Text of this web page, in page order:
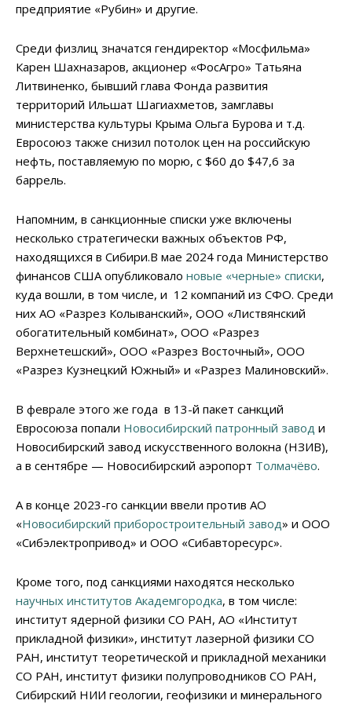
предприятие «Рубин» и другие.
Среди физлиц значатся гендиректор «Мосфильма»
Карен Шахназаров, акционер «ФосАгро» Татьяна
Литвиненко, бывший глава Фонда развития
территорий Ильшат Шагиахметов, замглавы
министерства культуры Крыма Ольга Бурова и т.д.
Евросоюз также снизил потолок цен на российскую
нефть, поставляемую по морю, с $60 до $47,6 за
баррель.
Напомним, в санкционные списки уже включены
несколько стратегически важных объектов РФ,
находящихся в Сибири.В мае 2024 года Министерство
финансов США опубликовало новые «черные» списки,
куда вошли, в том числе, и 12 компаний из СФО. Среди
них АО «Разрез Колыванский», ООО «Листвянский
обогатительный комбинат», ООО «Разрез
Верхнетешский», ООО «Разрез Восточный», ООО
«Разрез Кузнецкий Южный» и «Разрез Малиновский».
В феврале этого же года в 13-й пакет санкций
Евросоюза попали Новосибирский патронный завод и
Новосибирский завод искусственного волокна (НЗИВ),
а в сентябре — Новосибирский аэропорт Толмачёво.
А в конце 2023-го санкции ввели против АО
«Новосибирский приборостроительный завод» и ООО
«Сибэлектропривод» и ООО «Сибавторесурс».
Кроме того, под санкциями находятся несколько
научных институтов Академгородка, в том числе:
институт ядерной физики СО РАН, АО «Институт
прикладной физики», институт лазерной физики СО
РАН, институт теоретической и прикладной механики
СО РАН, институт физики полупроводников СО РАН,
Сибирский НИИ геологии, геофизики и минерального